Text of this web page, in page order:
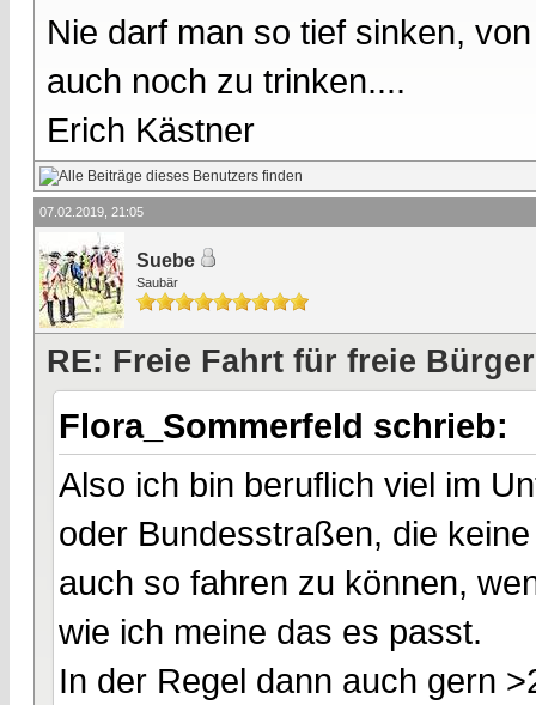
Nie darf man so tief sinken,
auch noch zu trinken....
Erich Kästner
07.02.2019, 21:05
Suebe
Saubär
RE: Freie Fahrt für freie Bürger
Flora_Sommerfeld schrieb:
Also ich bin beruflich viel im
oder Bundesstraßen, die
auch so fahren zu können,
wie ich meine das es passt.
In der Regel dann auch gern